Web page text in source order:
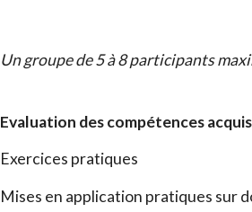
Un groupe de 5 à 8 participants
Evaluation des compétences
Exercices pratiques
Mises en application pratiques sur